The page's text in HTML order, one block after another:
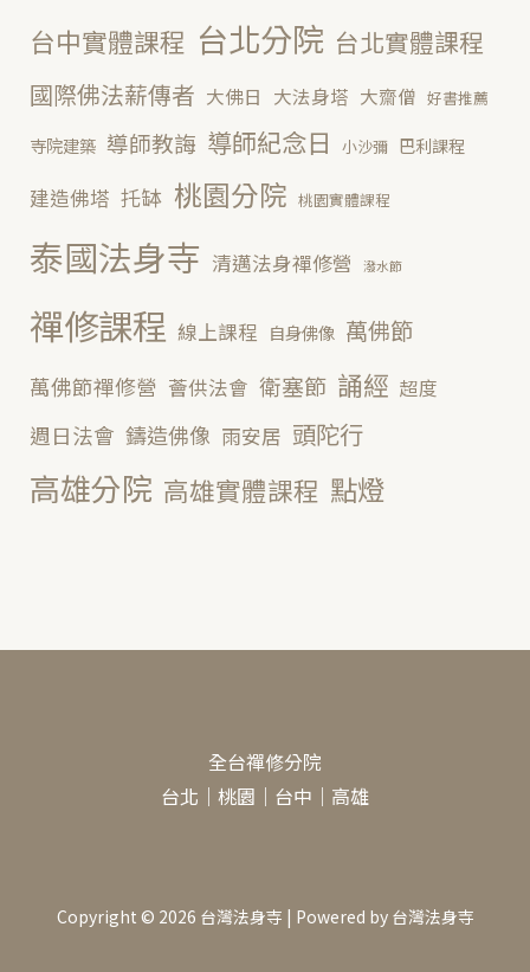
台中實體課程 台北分院 台北實體課程
國際佛法薪傳者 大佛日 大法身塔 大齋僧 好書推薦
寺院建築 導師教誨 導師紀念日 小沙彌 巴利課程
建造佛塔 托缽 桃園分院 桃園實體課程
泰國法身寺 清邁法身禪修營 潑水節
禪修課程 線上課程 自身佛像 萬佛節
萬佛節禪修營 薈供法會 衛塞節 誦經 超度
週日法會 鑄造佛像 雨安居 頭陀行
高雄分院 高雄實體課程 點燈
全台禪修分院
台北 ｜ 桃園 ｜ 台中 ｜ 高雄
Copyright © 2026 台灣法身寺 | Powered by 台灣法身寺